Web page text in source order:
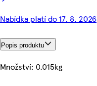
Nabídka platí do 17. 8. 2026
Popis produktu
Množství: 0.015kg